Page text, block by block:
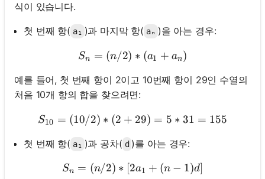
식이 있습니다.
첫 번째 항( a₁ )과 마지막 항( aₙ )을 아는 경우:
Sₙ = (n/2) * (a₁ + aₙ)
Sn = (n/2) ∗ (a1 + an)
예를 들어, 첫 번째 항이 2이고 10번째 항이 29인 수열의
처음 10개 항의 합을 찾으려면:
S_{10} = (10/2) * (2 +
S10 = (10/2) ∗ (2 + 29) = 5 ∗ 31 = 155
첫 번째 항( a₁ )과 공차( d )를 아는 경우:
Sₙ = (n/2) * [2a₁ + (n -
Sn = (n/2) ∗ [2a1 + (n − 1)d]